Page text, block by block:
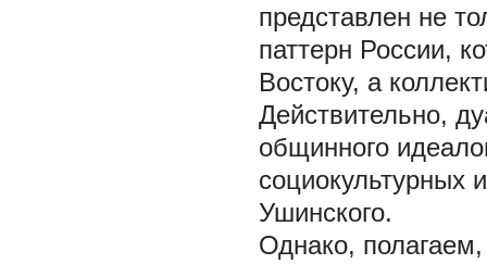
представлен не
паттерн России,
Востоку, а
Действительно,
общинного
социокультурных
Ушинского.
Однако,